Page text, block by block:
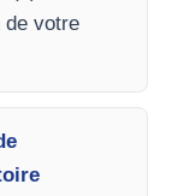
de votre